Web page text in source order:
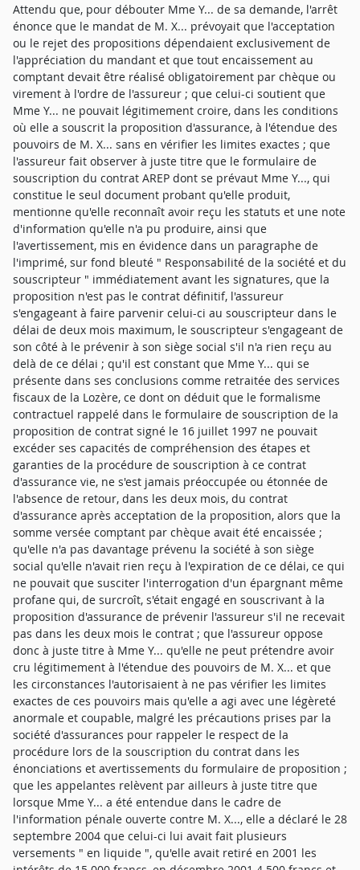
Attendu que, pour débouter Mme Y... de sa demande, l'arrêt
énonce que le mandat de M. X... prévoyait que l'acceptation
ou le rejet des propositions dépendaient exclusivement de
l'appréciation du mandant et que tout encaissement au
comptant devait être réalisé obligatoirement par chèque ou
virement à l'ordre de l'assureur ; que celui-ci soutient que
Mme Y... ne pouvait légitimement croire, dans les conditions
où elle a souscrit la proposition d'assurance, à l'étendue des
pouvoirs de M. X... sans en vérifier les limites exactes ; que
l'assureur fait observer à juste titre que le formulaire de
souscription du contrat AREP dont se prévaut Mme Y..., qui
constitue le seul document probant qu'elle produit,
mentionne qu'elle reconnaît avoir reçu les statuts et une note
d'information qu'elle n'a pu produire, ainsi que
l'avertissement, mis en évidence dans un paragraphe de
l'imprimé, sur fond bleuté " Responsabilité de la société et du
souscripteur " immédiatement avant les signatures, que la
proposition n'est pas le contrat définitif, l'assureur
s'engageant à faire parvenir celui-ci au souscripteur dans le
délai de deux mois maximum, le souscripteur s'engageant de
son côté à le prévenir à son siège social s'il n'a rien reçu au
delà de ce délai ; qu'il est constant que Mme Y... qui se
présente dans ses conclusions comme retraitée des services
fiscaux de la Lozère, ce dont on déduit que le formalisme
contractuel rappelé dans le formulaire de souscription de la
proposition de contrat signé le 16 juillet 1997 ne pouvait
excéder ses capacités de compréhension des étapes et
garanties de la procédure de souscription à ce contrat
d'assurance vie, ne s'est jamais préoccupée ou étonnée de
l'absence de retour, dans les deux mois, du contrat
d'assurance après acceptation de la proposition, alors que la
somme versée comptant par chèque avait été encaissée ;
qu'elle n'a pas davantage prévenu la société à son siège
social qu'elle n'avait rien reçu à l'expiration de ce délai, ce qui
ne pouvait que susciter l'interrogation d'un épargnant même
profane qui, de surcroît, s'était engagé en souscrivant à la
proposition d'assurance de prévenir l'assureur s'il ne recevait
pas dans les deux mois le contrat ; que l'assureur oppose
donc à juste titre à Mme Y... qu'elle ne peut prétendre avoir
cru légitimement à l'étendue des pouvoirs de M. X... et que
les circonstances l'autorisaient à ne pas vérifier les limites
exactes de ces pouvoirs mais qu'elle a agi avec une légèreté
anormale et coupable, malgré les précautions prises par la
société d'assurances pour rappeler le respect de la
procédure lors de la souscription du contrat dans les
énonciations et avertissements du formulaire de proposition ;
que les appelantes relèvent par ailleurs à juste titre que
lorsque Mme Y... a été entendue dans le cadre de
l'information pénale ouverte contre M. X..., elle a déclaré le 28
septembre 2004 que celui-ci lui avait fait plusieurs
versements " en liquide ", qu'elle avait retiré en 2001 les